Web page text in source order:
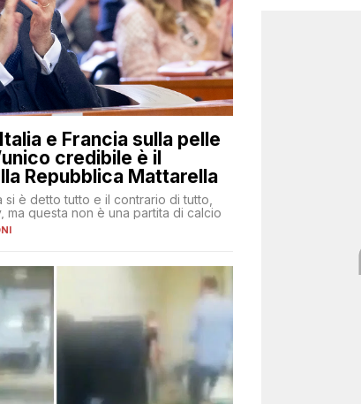
e Francia sulla pelle
credibile è il
Repubblica Mattarella
si è detto tutto e il contrario di tutto,
ma questa non è una partita di calcio